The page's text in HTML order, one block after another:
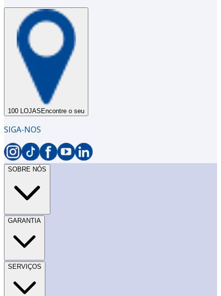
100 LOJASEncontre o seu
SIGA-NOS
SOBRE NÓS
GARANTIA
SERVIÇOS